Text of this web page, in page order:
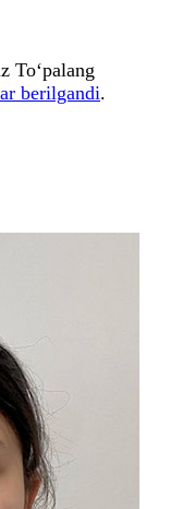
To‘palang
berilgandi.